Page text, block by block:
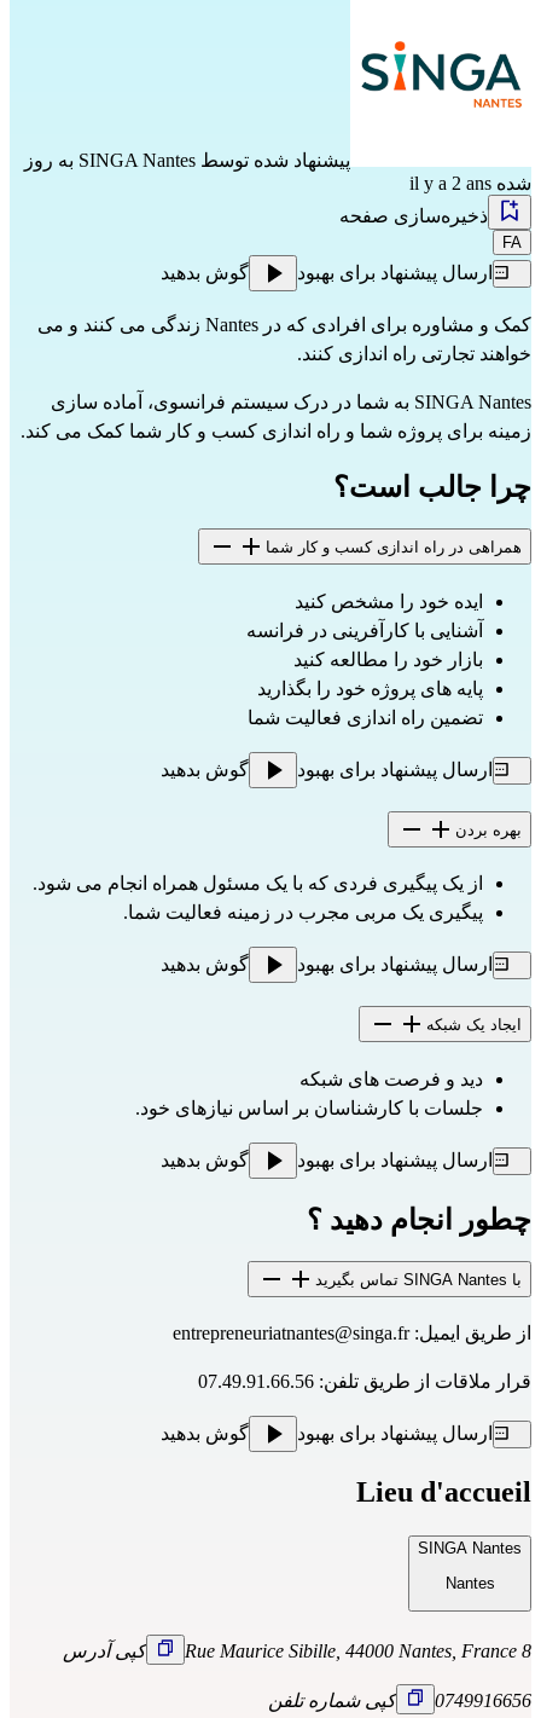
پیشنهاد شده توسط SINGA Nantes به روز
شده il y a 2 ans
ذخیره‌سازی صفحه
FA
ارسال پیشنهاد برای بهبود گوش بدهید
کمک و مشاوره برای افرادی که در Nantes زندگی می کنند و می
خواهند تجارتی راه اندازی کنند.
SINGA Nantes به شما در درک سیستم فرانسوی، آماده سازی
زمینه برای پروژه شما و راه اندازی کسب و کار شما کمک می کند.
چرا جالب است؟
همراهی در راه اندازی کسب و کار شما
ایده خود را مشخص کنید
آشنایی با کارآفرینی در فرانسه
بازار خود را مطالعه کنید
پایه های پروژه خود را بگذارید
تضمین راه اندازی فعالیت شما
ارسال پیشنهاد برای بهبود گوش بدهید
بهره بردن
از یک پیگیری فردی که با یک مسئول همراه انجام می شود.
پیگیری یک مربی مجرب در زمینه فعالیت شما.
ارسال پیشنهاد برای بهبود گوش بدهید
ایجاد یک شبکه
دید و فرصت های شبکه
جلسات با کارشناسان بر اساس نیازهای خود.
ارسال پیشنهاد برای بهبود گوش بدهید
چطور انجام دهید ؟
با SINGA Nantes تماس بگیرید
از طریق ایمیل: entrepreneuriatnantes@singa.fr
قرار ملاقات از طریق تلفن: 07.49.91.66.56
ارسال پیشنهاد برای بهبود گوش بدهید
Lieu d'accueil
SINGA Nantes
Nantes
8 Rue Maurice Sibille, 44000 Nantes, France کپی آدرس
0749916656 کپی شماره تلفن